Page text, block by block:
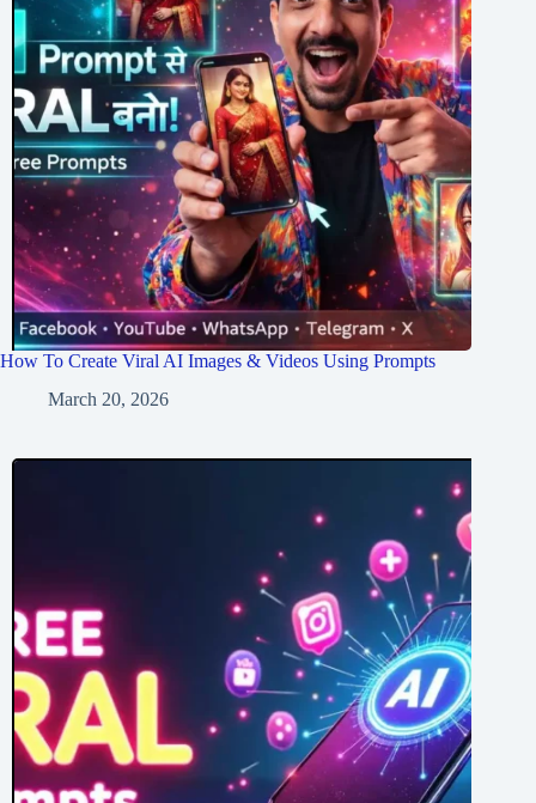
How To Create Viral AI Images & Videos Using Prompts
March 20, 2026